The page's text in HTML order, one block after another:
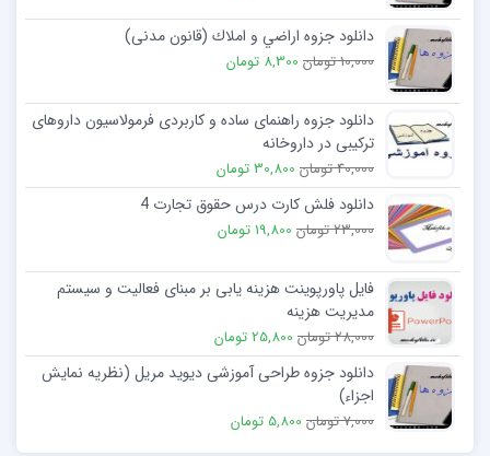
دانلود جزوه اراضي و املاك (قانون مدنی)
10,000 تومان 8,300 تومان
دانلود جزوه راهنمای ساده و کاربردی فرمولاسیون داروهای
ترکیبی در داروخانه
40,000 تومان 30,800 تومان
دانلود فلش کارت درس حقوق تجارت 4
23,000 تومان 19,800 تومان
فایل پاورپوینت هزینه یابی بر مبنای فعالیت و سیستم
مدیریت هزینه
28,000 تومان 25,800 تومان
دانلود جزوه طراحی آموزشی دیوید مریل (نظریه نمایش
اجزاء)
7,000 تومان 5,800 تومان